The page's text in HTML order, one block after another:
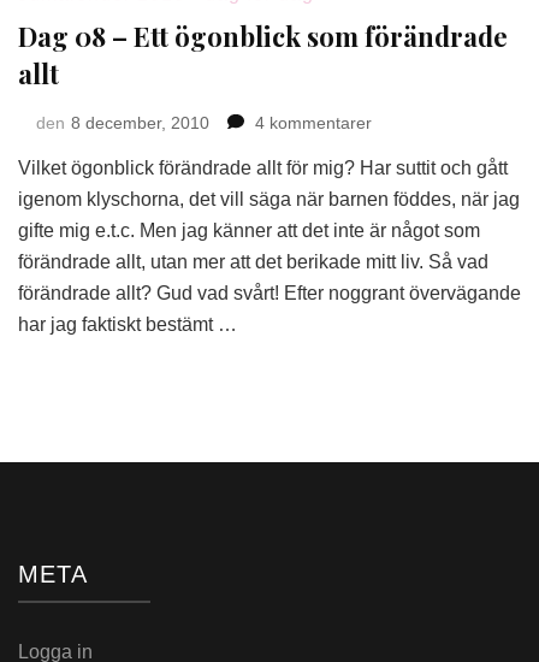
Dag 08 – Ett ögonblick som förändrade
allt
den 8 december, 2010 4 kommentarertill
08
–
Ett
som
förändrade
Vilket ögonblick förändrade allt för mig? Har suttit och gått
igenom klyschorna, det vill säga när barnen föddes, när jag
gifte mig e.t.c. Men jag känner att det inte är något som
förändrade allt, utan mer att det berikade mitt liv. Så vad
förändrade allt? Gud vad svårt! Efter noggrant övervägande
har jag faktiskt bestämt …
META
Logga in